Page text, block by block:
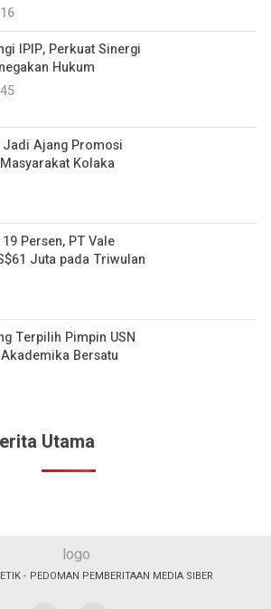
IPIP, Perkuat Sinergi
Hukum
Jadi Ajang Promosi
Kolaka
Persen, PT Vale
Juta pada Triwulan
Terpilih Pimpin USN
Bersatu
Utama
PEDOMAN PEMBERITAAN MEDIA SIBER